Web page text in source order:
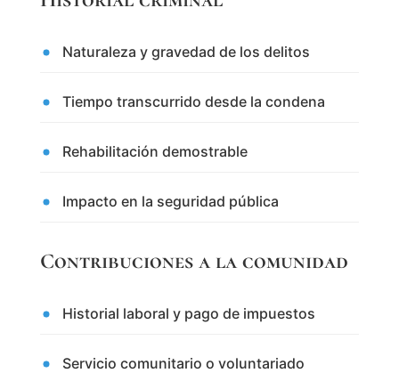
Naturaleza y gravedad de los delitos
Tiempo transcurrido desde la condena
Rehabilitación demostrable
Impacto en la seguridad pública
Contribuciones a la comunidad
Historial laboral y pago de impuestos
Servicio comunitario o voluntariado